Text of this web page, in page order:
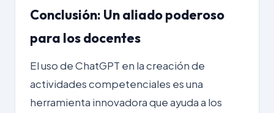
Conclusión: Un aliado poderoso
para los docentes
El uso de ChatGPT en la creación de
actividades competenciales es una
herramienta innovadora que ayuda a los